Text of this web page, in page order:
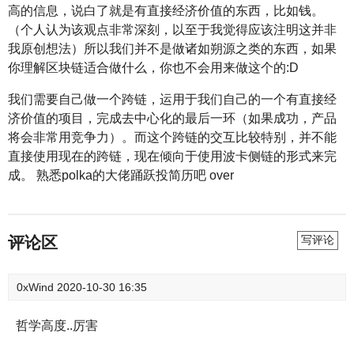
高的信息，说白了就是有直接经济价值的东西，比如钱。
（个人认为该观点非常深刻，以至于我觉得应该注明这并非
我原创想法）所以我们并不是做诸如朔源之类的东西，如果
你理解区块链适合做什么，你也不会用来做这个的:D
我们需要自己做一个跨链，运用于我们自己的一个有直接经
济价值的项目，完成去中心化的最后一环（如果成功，产品
将会非常用竞争力）。而这个跨链的交互比较特别，并不能
直接使用现在的跨链，现在倾向于使用波卡侧链的形式来完
成。 熟悉polka的大佬踊跃投简历吧 over
评论区 写评论
0xWind 2020-10-30 16:35
哲学高度..厉害